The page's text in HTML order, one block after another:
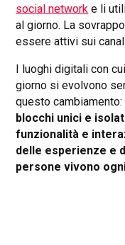
social network e li
al giorno. La
essere attivi sui
I luoghi digitali con
giorno si evolvono
questo
blocchi unici e
funzionalità e
delle esperienze e
persone vivono